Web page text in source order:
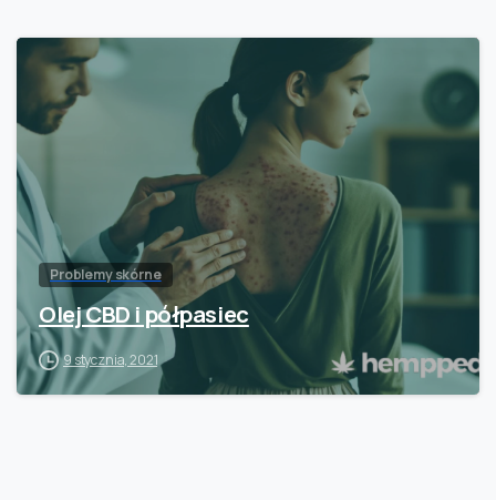
Problemy skórne
Olej CBD i półpasiec
9 stycznia, 2021